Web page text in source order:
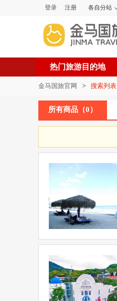
登录 注册 各自分站
热门旅游目的地
金马国旅官网 > 搜索列表
所有商品 （0）